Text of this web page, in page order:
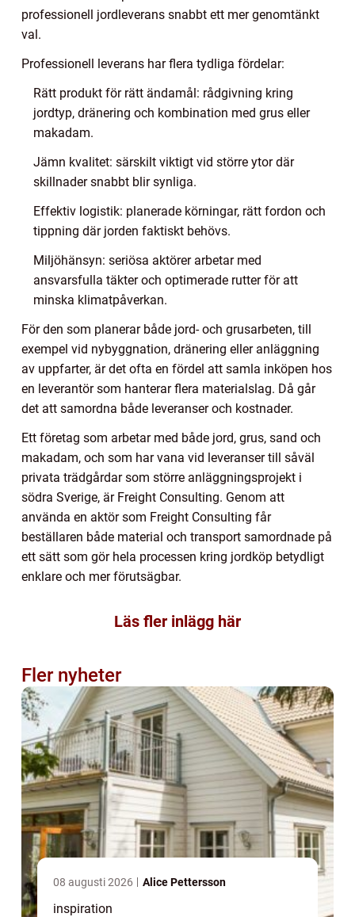
professionell jordleverans snabbt ett mer genomtänkt
val.
Professionell leverans har flera tydliga fördelar:
Rätt produkt för rätt ändamål: rådgivning kring
jordtyp, dränering och kombination med grus eller
makadam.
Jämn kvalitet: särskilt viktigt vid större ytor där
skillnader snabbt blir synliga.
Effektiv logistik: planerade körningar, rätt fordon och
tippning där jorden faktiskt behövs.
Miljöhänsyn: seriösa aktörer arbetar med
ansvarsfulla täkter och optimerade rutter för att
minska klimatpåverkan.
För den som planerar både jord- och grusarbeten, till
exempel vid nybyggnation, dränering eller anläggning
av uppfarter, är det ofta en fördel att samla inköpen hos
en leverantör som hanterar flera materialslag. Då går
det att samordna både leveranser och kostnader.
Ett företag som arbetar med både jord, grus, sand och
makadam, och som har vana vid leveranser till såväl
privata trädgårdar som större anläggningsprojekt i
södra Sverige, är Freight Consulting. Genom att
använda en aktör som Freight Consulting får
beställaren både material och transport samordnade på
ett sätt som gör hela processen kring jordköp betydligt
enklare och mer förutsägbar.
Läs fler inlägg här
Fler nyheter
08 augusti 2026 Alice Pettersson
inspiration